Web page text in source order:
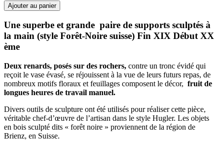
Ajouter au panier
Une superbe et grande paire de supports sculptés à
la main (style Forêt-Noire suisse) Fin XIX Début XX
ème
Deux renards, posés sur des rochers, contre un tronc évidé qui
reçoit le vase évasé, se réjouissent à la vue de leurs futurs repas, de
nombreux motifs floraux et feuillages composent le décor, fruit de
longues heures de travail manuel.
Divers outils de sculpture ont été utilisés pour réaliser cette pièce,
véritable chef-d’œuvre de l’artisan dans le style Hugler. Les objets
en bois sculpté dits « forêt noire » proviennent de la région de
Brienz, en Suisse.